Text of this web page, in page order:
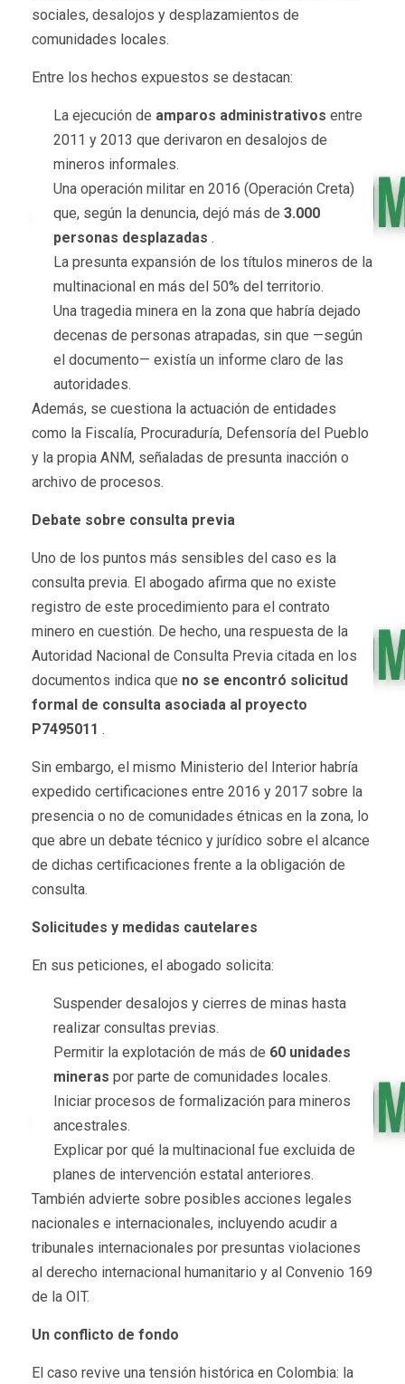
sociales, desalojos y desplazamientos de
comunidades locales.
Entre los hechos expuestos se destacan:
La ejecución de amparos administrativos entre
2011 y 2013 que derivaron en desalojos de
mineros informales.
Una operación militar en 2016 (Operación Creta)
que, según la denuncia, dejó más de 3.000
personas desplazadas .
La presunta expansión de los títulos mineros de la
multinacional en más del 50% del territorio.
Una tragedia minera en la zona que habría dejado
decenas de personas atrapadas, sin que —según
el documento— existía un informe claro de las
autoridades.
Además, se cuestiona la actuación de entidades
como la Fiscalía, Procuraduría, Defensoría del Pueblo
y la propia ANM, señaladas de presunta inacción o
archivo de procesos.
Debate sobre consulta previa
Uno de los puntos más sensibles del caso es la
consulta previa. El abogado afirma que no existe
registro de este procedimiento para el contrato
minero en cuestión. De hecho, una respuesta de la
Autoridad Nacional de Consulta Previa citada en los
documentos indica que no se encontró solicitud
formal de consulta asociada al proyecto
P7495011 .
Sin embargo, el mismo Ministerio del Interior habría
expedido certificaciones entre 2016 y 2017 sobre la
presencia o no de comunidades étnicas en la zona, lo
que abre un debate técnico y jurídico sobre el alcance
de dichas certificaciones frente a la obligación de
consulta.
Solicitudes y medidas cautelares
En sus peticiones, el abogado solicita:
Suspender desalojos y cierres de minas hasta
realizar consultas previas.
Permitir la explotación de más de 60 unidades
mineras por parte de comunidades locales.
Iniciar procesos de formalización para mineros
ancestrales.
Explicar por qué la multinacional fue excluida de
planes de intervención estatal anteriores.
También advierte sobre posibles acciones legales
nacionales e internacionales, incluyendo acudir a
tribunales internacionales por presuntas violaciones
al derecho internacional humanitario y al Convenio 169
de la OIT.
Un conflicto de fondo
El caso revive una tensión histórica en Colombia: la